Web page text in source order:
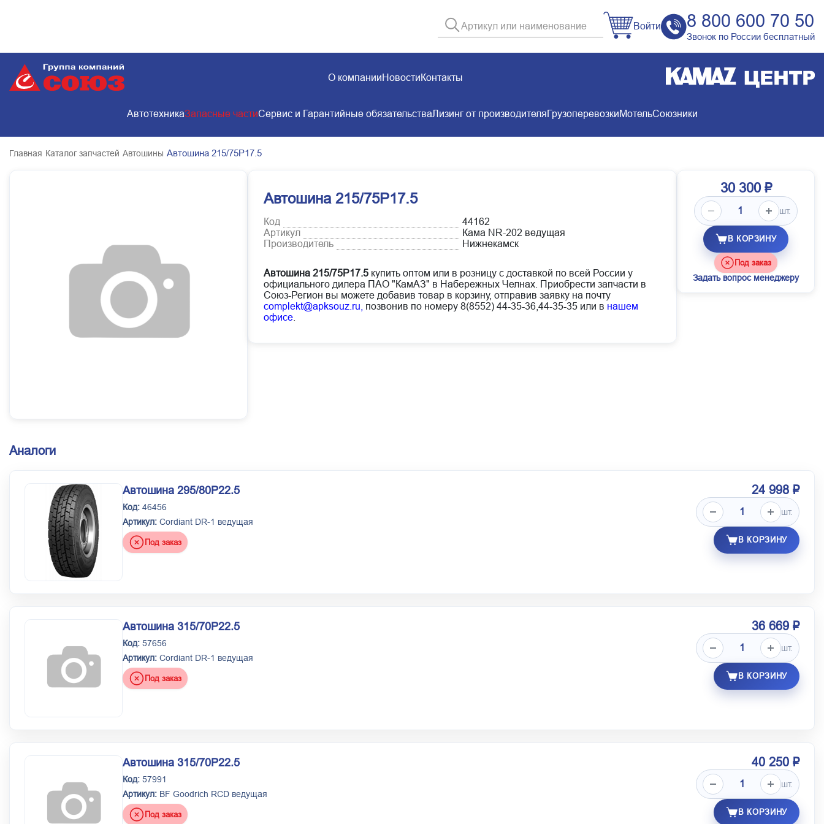
Войти 8 800 600 70 50
Звонок по России бесплатный
О компанииНовостиКонтакты
АвтотехникаЗапасные частиСервис и Гарантийные обязательстваЛизинг от производителяГрузоперевозкиМотельСоюзники
Главная Каталог запчастей Автошины Автошина 215/75Р17.5
Автошина 215/75Р17.5
Код
44162
Артикул
Кама NR-202 ведущая
Производитель
Нижнекамск
Автошина 215/75Р17.5 купить оптом или в розницу с доставкой по всей России у
официального дилера ПАО "КамАЗ" в Набережных Челнах. Приобрести запчасти в
Союз-Регион вы можете добавив товар в корзину, отправив заявку на почту
complekt@apksouz.ru, позвонив по номеру 8(8552) 44-35-36,44-35-35 или в нашем
офисе
30 300 ₽
шт.
В КОРЗИНУ
Под заказ
Задать вопрос менеджеру
Аналоги
Автошина 295/80Р22.5
Код: 46456
Артикул: Cordiant DR-1 ведущая
Под заказ
24 998 ₽
шт.
В КОРЗИНУ
Автошина 315/70Р22.5
Код: 57656
Артикул: Cordiant DR-1 ведущая
Под заказ
36 669 ₽
шт.
В КОРЗИНУ
Автошина 315/70Р22.5
Код: 57991
Артикул: BF Goodrich RCD ведущая
Под заказ
40 250 ₽
шт.
В КОРЗИНУ